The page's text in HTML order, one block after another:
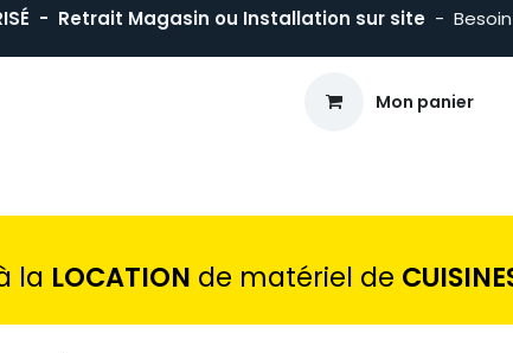
- Retrait Magasin ou Installation sur site- Besoin
Mon panier
la LOCATION de matériel de